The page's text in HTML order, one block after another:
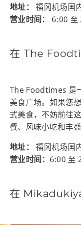
地址：
福冈机场国
营业时间：
6:00 至
在 The
The Foodtimes 是
美食广场。如果您
式美食，不妨前往
餐、风味小吃和丰
地址：
福冈机场国
营业时间： 6:00 至
在